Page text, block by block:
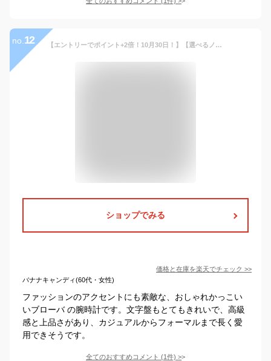
no. 12 【エントリーでポイント+2倍！10月30日！】【選べるノベルティー付き】【36回分割手数料無料！】ブローバ BULOVA 腕時計 メンズ 自動巻き メカニカル マリンスター Marine Star 98A227
ショップでみる
価格と在庫を楽天でチェック >>
バナナキャンディ(60代・女性)
ファッションのアクセントにも素敵な、おしゃれかっこい
いブローバ の腕時計です。文字盤もとてもきれいで、高級
感と上品さがあり、カジュアルからフォーマルまで長く愛
用できそうです。
全てのおすすめコメント (1件) >